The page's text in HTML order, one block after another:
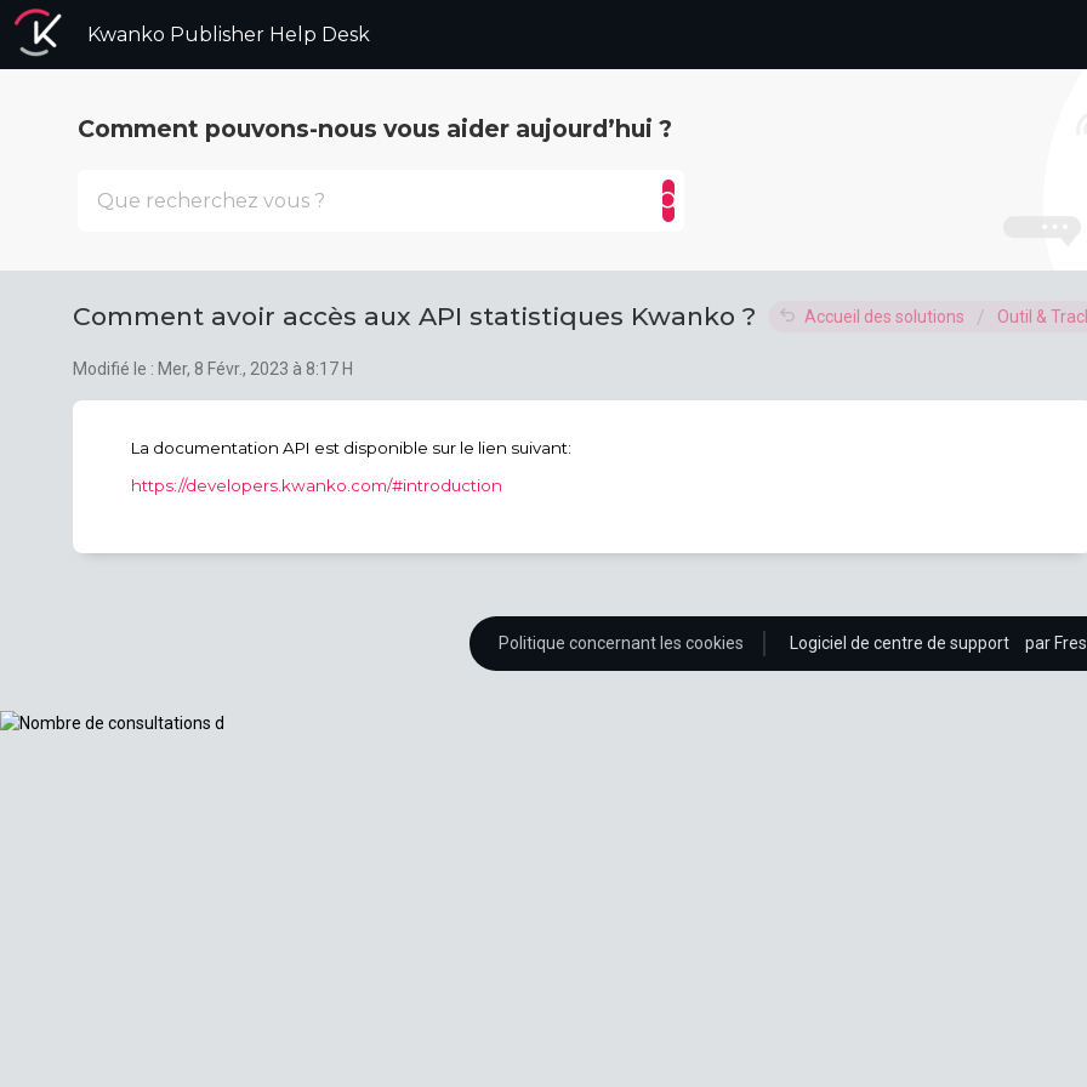
Kwanko Publisher Help Desk
Comment pouvons-nous vous aider aujourd’hui ?
Comment avoir accès aux API statistiques Kwanko ? Accueil des solutions Outil &
Modifié le : Mer, 8 Févr., 2023 à 8:17 H
La documentation API est disponible sur le lien suivant:
https://developers.kwanko.com/#introduction
Politique concernant les cookies Logiciel de centre de support par